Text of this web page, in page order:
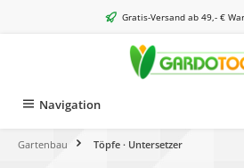
Gratis-Versand ab 49,- €
Navigation
Gartenbau Töpfe · Untersetzer